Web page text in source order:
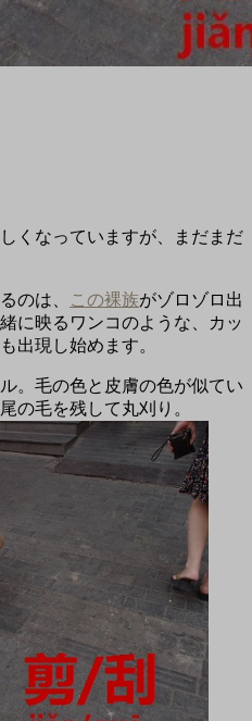
くなっていますが、まだまだ
のは、 この裸族がゾロゾロ出
に映るワンコのような、カッ
出現し始めます。
。毛の色と皮膚の色が似てい
の毛を残して丸刈り。